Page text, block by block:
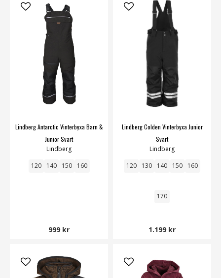
Lindberg Antarctic Vinterbyxa Barn &
Junior Svart
Lindberg
120 140 150 160
999 kr
Lindberg Colden Vinterbyxa Junior
Svart
Lindberg
120 130 140 150 160
170
1.199 kr